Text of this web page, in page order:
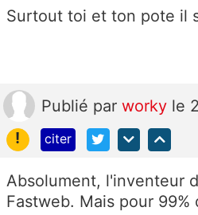
Surtout toi et ton pote il
Publié par worky le
!
citer
Absolument, l'inventeur
Fastweb. Mais pour 99%